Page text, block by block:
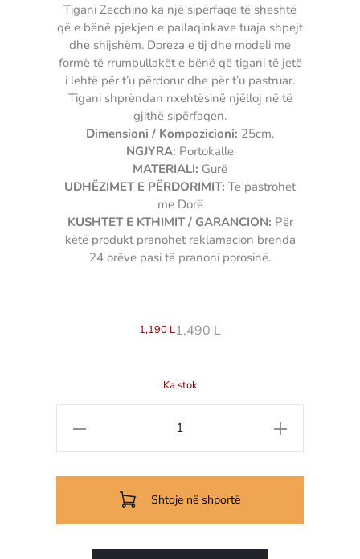
Tigani Zecchino ka një sipërfaqe të sheshtë
që e bënë pjekjen e pallaqinkave tuaja shpejt
dhe shijshëm. Doreza e tij dhe modeli me
formë të rrumbullakët e bënë që tigani të jetë
i lehtë për t’u përdorur dhe për t’u pastruar.
Tigani shprëndan nxehtësinë njëlloj në të
gjithë sipërfaqen.
Dimensioni / Kompozicioni: 25cm.
NGJYRA: Portokalle
MATERIALI: Gurë
UDHËZIMET E PËRDORIMIT: Të pastrohet
me Dorë
KUSHTET E KTHIMIT / GARANCION: Për
këtë produkt pranohet reklamacion brenda
24 orëve pasi të pranoni porosinë.
1,490L
1,190 L
Ka stok
Shtoje në shportë